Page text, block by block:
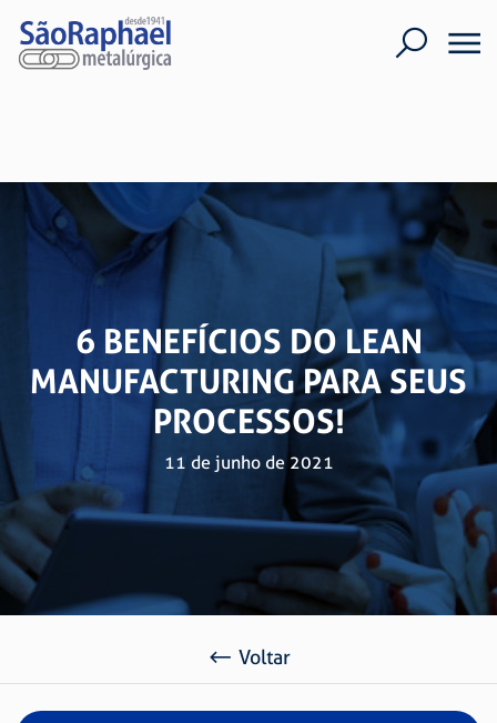
6 BENEFÍCIOS DO LEAN
MANUFACTURING PARA SEUS
PROCESSOS!
11 de junho de 2021
Voltar